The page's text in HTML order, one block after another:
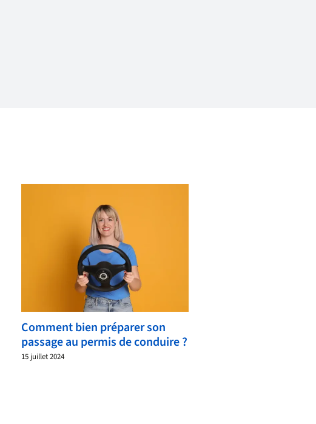
Comment bien préparer son
passage au permis de conduire ?
15 juillet 2024